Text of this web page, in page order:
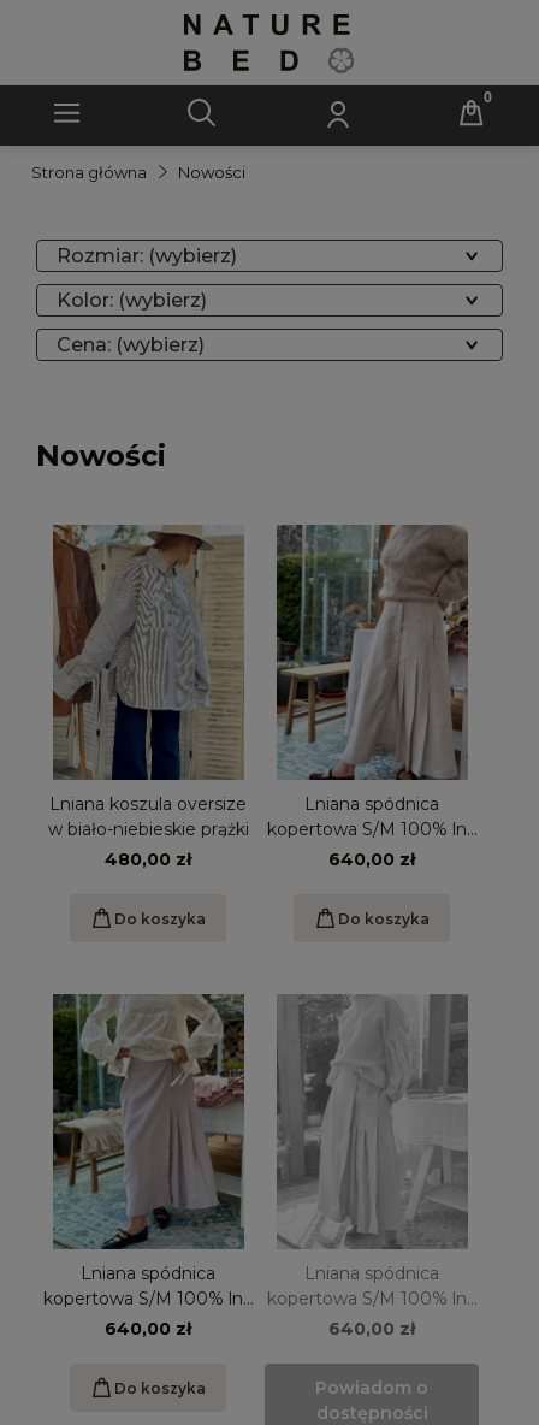
Strona główna Nowości
Rozmiar: (wybierz)
Kolor: (wybierz)
Cena: (wybierz)
Nowości
Lniana koszula oversize
w biało-niebieskie prążki
480,00 zł
Do koszyka
Lniana spódnica
kopertowa S/M 100% lnu
naturalna
640,00 zł
Do koszyka
Lniana spódnica
kopertowa S/M 100% lnu
szaro-lawendowa
640,00 zł
Do koszyka
Lniana spódnica
kopertowa S/M 100% lnu
różowa
640,00 zł
Powiadom o
dostępności